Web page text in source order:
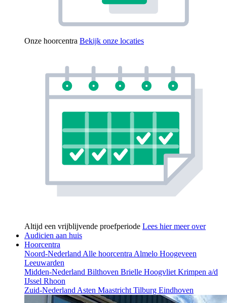
Onze hoorcentra Bekijk onze locaties
Altijd een vrijblijvende proefperiode Lees hier meer over
Audicien aan huis
Hoorcentra
Noord-NederlandAlle hoorcentraAlmelo Hoogeveen
Leeuwarden
Midden-Nederland Bilthoven Brielle HoogvlietKrimpen a/d
IJssel Rhoon
Zuid-NederlandAsten MaastrichtTilburg Eindhoven